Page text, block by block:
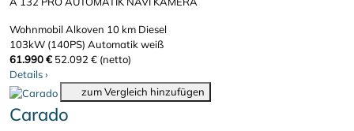
Wohnmobil Alkoven 10 km Diesel
103kW (140PS) Automatikweiß
61.990 € 52.092 € (netto)
Details›
zum Vergleich hinzufügen
Carado